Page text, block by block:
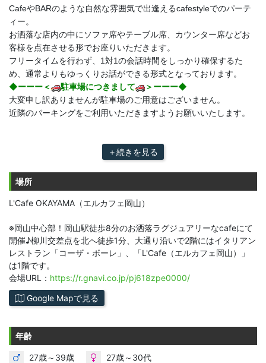
場所
L'Cafe OKAYAMA（エルカフェ岡山）
※岡山中心部！岡山駅徒歩8分のお洒落ラグジュアリーなcafeにて
開催♪柳川交差点を北へ徒歩1分、大通り沿いで2階にはイタリアン
レストラン「コーザ・ボーレ」、「L'Cafe（エルカフェ岡山）」
は1階です。
会場URL： https://r.gnavi.co.jp/pj618zpe0000/
Google Mapで見る
年齢
27歳～39歳
27歳～30代
CafeやBARのような自然な雰囲気で出逢えるcafestyleでのパーテ
ィー。
お洒落な店内の中にソファ席やテーブル席、カウンター席などお
客様を点在させる形でお座りいただきます。
フリータイムを行わず、1対1の会話時間をしっかり確保するた
め、通常よりもゆっくりお話ができる形式となっております。
◆ーーー＜ 駐車場につきまして ＞ーーー◆
大変申し訳ありませんが駐車場のご用意はございません。
近隣のパーキングをご利用いただきますようお願いいたします。
＋続きを見る